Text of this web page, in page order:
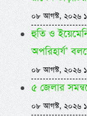
০৮ আগস্ট, ২০২৬
হুতি ও
অপরিহার্য’
০৮ আগস্ট, ২০২৬
৫ জেলার
০৮ আগস্ট, ২০২৬